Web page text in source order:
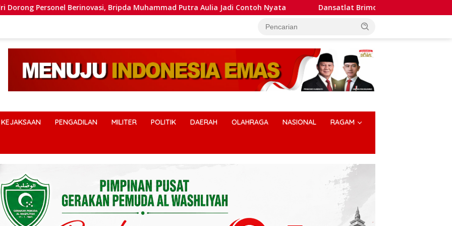
Berinovasi, Bripda Muhammad Putra Aulia Jadi Contoh Nyata Dansatlat Brimob Korbrimob Buka Pelatihan
KEJAKSAAN PENGADILAN MILITER POLITIK DAERAH OLAHRAGA NASIONAL RAGAM